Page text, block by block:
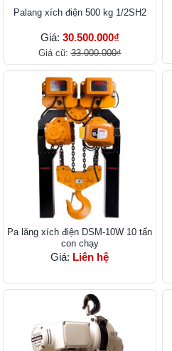
Palang xích điện 500 kg 1/2SH2
Giá: 30.500.000₫
Giá cũ:33.000.000₫
Pa lăng xích điện DSM-10W 10 tấn
con chạy
Giá: Liên hệ